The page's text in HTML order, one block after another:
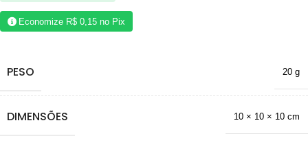
Economize R$ 0,15 no Pix
PESO 20 g
DIMENSÕES 10 × 10 × 10 cm